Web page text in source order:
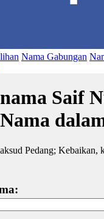
Nama Gabungan
Saif
Pedang; Kebaikan,